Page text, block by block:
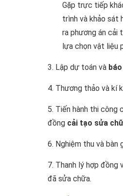
Gặp trực tiếp
trình và khảo sát
ra phương án cải
lựa chọn vật liệu
3. Lập dự toán và
4. Thương thảo và kí
5. Tiến hành thi công
đồng cải tạo sửa
6. Nghiệm thu và bàn
7. Thanh lý hợp đồng
đã sửa chữa.